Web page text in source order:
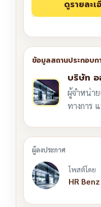
บริษัท อ
ผู้จำหน่าย
ทางการ
โพสต์โดย
HR